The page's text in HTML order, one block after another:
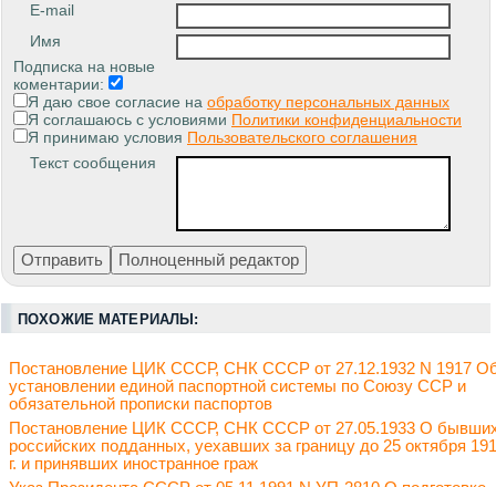
E-mail
Имя
Подписка на новые
коментарии:
Я даю свое согласие на обработку персональных данных
Я соглашаюсь с условиями Политики конфиденциальности
Я принимаю условия Пользовательского соглашения
Текст сообщения
ПОХОЖИЕ МАТЕРИАЛЫ:
Постановление ЦИК СССР, СНК СССР от 27.12.1932 N 1917
установлении единой паспортной системы по Союзу ССР и
обязательной прописки паспортов
Постановление ЦИК СССР, СНК СССР от 27.05.1933 О
российских подданных, уехавших за границу до 25 октября
г. и принявших иностранное граж